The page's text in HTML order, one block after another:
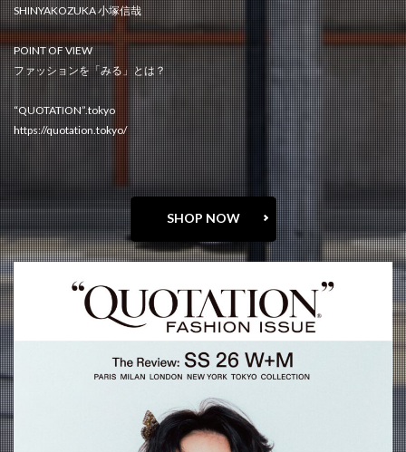
SHINYAKOZUKA 小塚信哉
POINT OF VIEW
ファッションを「みる」とは？
“QUOTATION”.tokyo
https://quotation.tokyo/
SHOP NOW